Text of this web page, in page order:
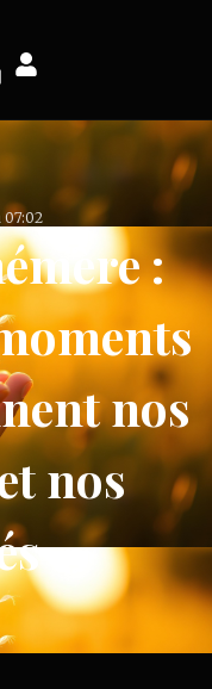
07:02
:
nos
nos